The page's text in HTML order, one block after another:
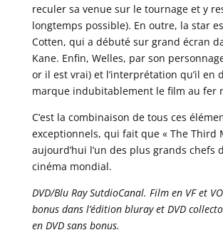
reculer sa venue sur le tournage et y
longtemps possible). En outre, la star
Cotten, qui a débuté sur grand écran
Kane. Enfin, Welles, par son
or il est vrai) et l’interprétation qu’il en
marque indubitablement le film au fer
C’est la combinaison de tous ces
exceptionnels, qui fait que « The Third
aujourd’hui l’un des plus grands chefs
cinéma mondial.
DVD/Blu Ray SutdioCanal. Film en VF et
bonus dans l’édition bluray et DVD
en DVD sans bonus.